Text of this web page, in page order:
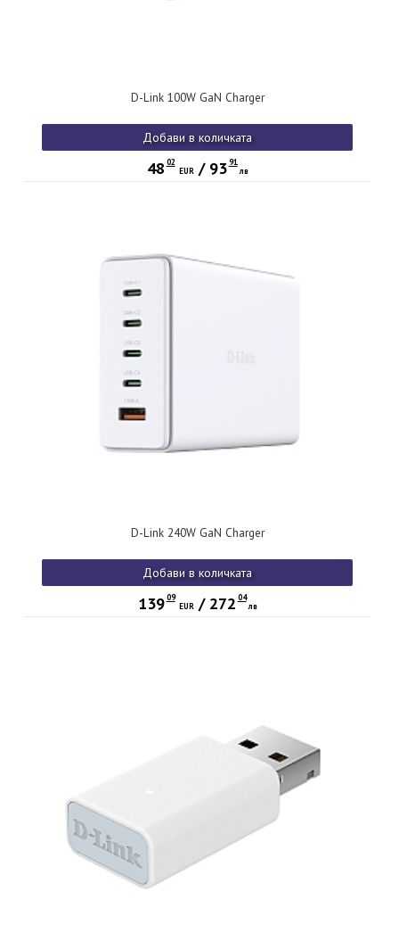
D-Link 100W GaN Charger
Добави в количката
48 02
EUR/ 93 91
лв
D-Link 240W GaN Charger
Добави в количката
139 09
EUR/ 272 04
лв